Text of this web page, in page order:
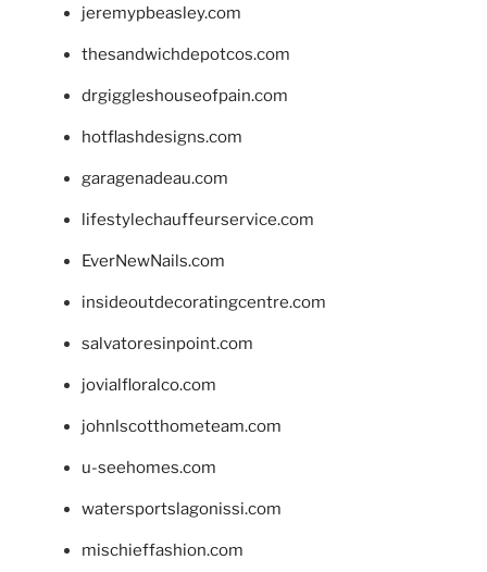
jeremypbeasley.com
thesandwichdepotcos.com
drgiggleshouseofpain.com
hotflashdesigns.com
garagenadeau.com
lifestylechauffeurservice.com
EverNewNails.com
insideoutdecoratingcentre.com
salvatoresinpoint.com
jovialfloralco.com
johnlscotthometeam.com
u-seehomes.com
watersportslagonissi.com
mischieffashion.com